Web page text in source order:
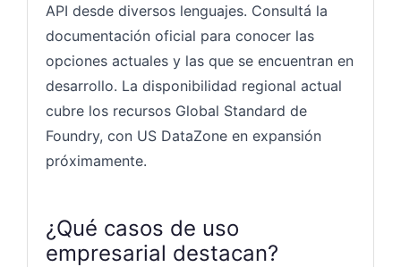
API desde diversos lenguajes. Consultá la
documentación oficial para conocer las
opciones actuales y las que se encuentran en
desarrollo. La disponibilidad regional actual
cubre los recursos Global Standard de
Foundry, con US DataZone en expansión
próximamente.
¿Qué casos de uso
empresarial destacan?